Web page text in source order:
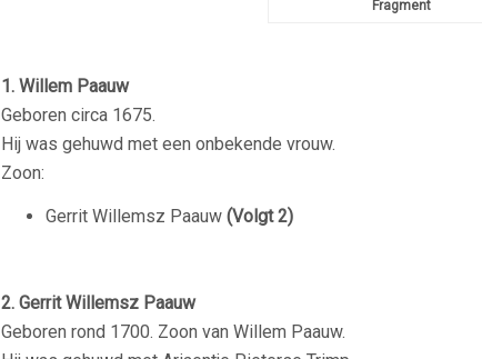
Fragment
1. Willem Paauw
Geboren circa 1675.
Hij was gehuwd met een onbekende vrouw.
Zoon:
Gerrit Willemsz Paauw (Volgt 2)
2. Gerrit Willemsz Paauw
Geboren rond 1700. Zoon van Willem Paauw.